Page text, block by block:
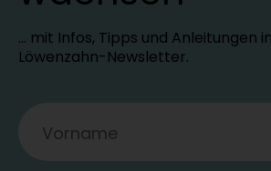
… mit Infos, Tipps und Anleitungen
Löwenzahn-Newsletter.